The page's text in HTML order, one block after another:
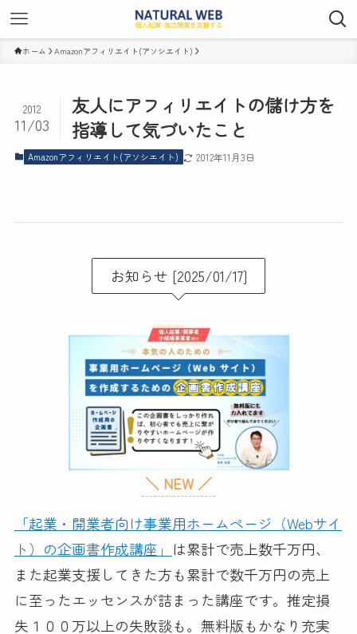
ホーム Amazonアフィリエイト(アソシエイト)
友人にアフィリエイトの儲け方を
指導して気づいたこと
2012
11/03
Amazonアフィリエイト(アソシエイト) 2012年11月3日
お知らせ [2025/01/17]
＼ NEW ／
「起業・開業者向け事業用ホームページ（Webサイ
ト）の企画書作成講座」 は累計で売上数千万円、
また起業支援してきた方も累計で数千万円の売上
に至ったエッセンスが詰まった講座です。推定損
失１００万以上の失敗談も。無料版もかなり充実